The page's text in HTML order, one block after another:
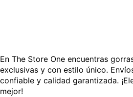
En The Store One encuentras
exclusivas y con estilo único.
confiable y calidad garantizada.
mejor!